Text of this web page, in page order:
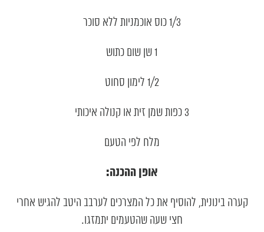
1/3 כוס אוכמניות ללא סוכר
1 שן שום כתוש
1/2 לימון סחוט
3 כפות שמן זית או קנולה איכותי
מלח לפי הטעם
אופן ההכנה:
קערה בינונית, להוסיף את כל המצרכים לערבב היטב להגיש אחרי
חצי שעה שהטעמים יתמזגו.